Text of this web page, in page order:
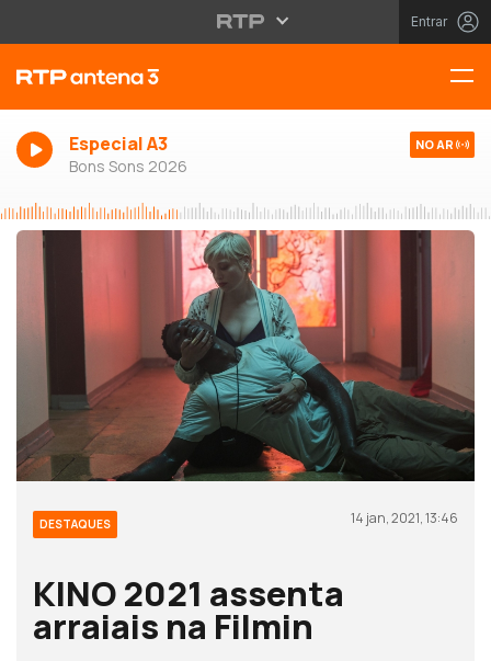
Entrar
Especial A3
Bons Sons 2026
NO AR
DESTAQUES 14 jan, 2021, 13:46
KINO 2021 assenta
arraiais na Filmin